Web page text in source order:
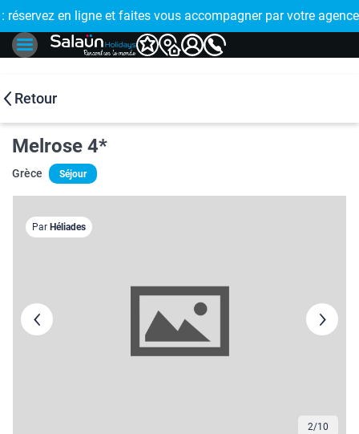
!
: réservez en ligne et faites vous accompagner par votre
🤩
Retour
Melrose 4*
Grèce Séjour
2/10
Par Héliades